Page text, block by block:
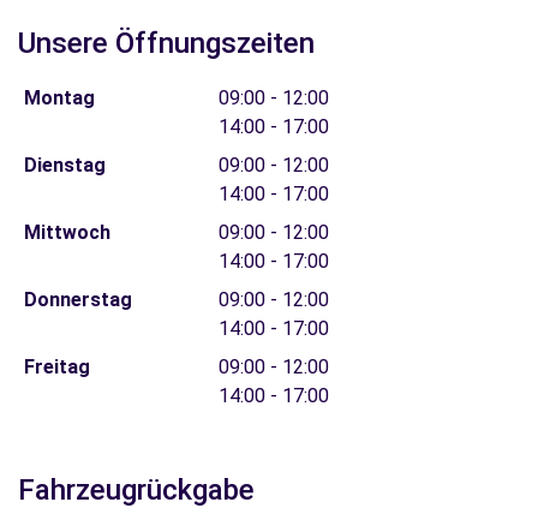
Unsere Öffnungszeiten
Montag
09:00 - 12:00
14:00 - 17:00
Dienstag
09:00 - 12:00
14:00 - 17:00
Mittwoch
09:00 - 12:00
14:00 - 17:00
Donnerstag
09:00 - 12:00
14:00 - 17:00
Freitag
09:00 - 12:00
14:00 - 17:00
Fahrzeugrückgabe